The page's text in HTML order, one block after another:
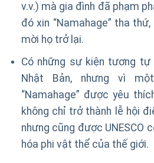
v.v.) mà gia đình đã phạm
đó xin “Namahage” tha
mời họ trở lại.
Có những sự kiện tương
Nhật Bản, nhưng vì
“Namahage” được yêu
không chỉ trở thành lễ hội
nhưng cũng được UNESCO
hóa phi vật thể của thế giới.